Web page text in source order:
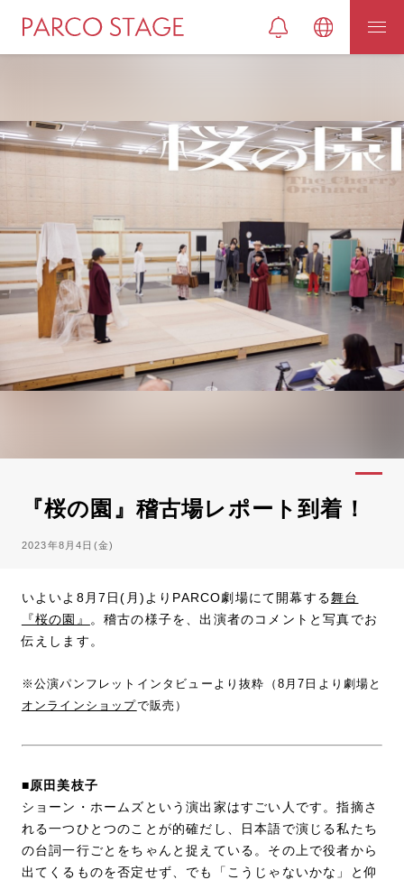
『桜の園』稽古場レポート到着！
2023年8月4日(金)
いよいよ8月7日(月)よりPARCO劇場にて開幕する舞台
『桜の園』
。稽古の様子を、出演者のコメントと写真でお
伝えします。
※公演パンフレットインタビューより抜粋（8月7日より劇場と
オンラインショップで販売）
■原田美枝子
ショーン・ホームズという演出家はすごい人です。指摘さ
れる一つひとつのことが的確だし、日本語で演じる私たち
の台詞一行ごとをちゃんと捉えている。その上で役者から
出てくるものを否定せず、でも「こうじゃないかな」と仰